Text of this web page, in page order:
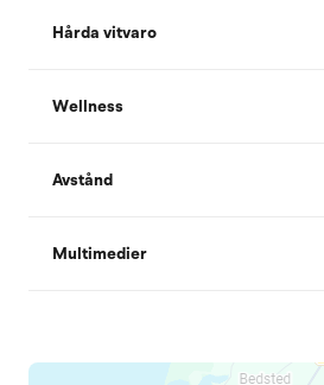
Hårda vitvaro
Wellness
Avstånd
Multimedier